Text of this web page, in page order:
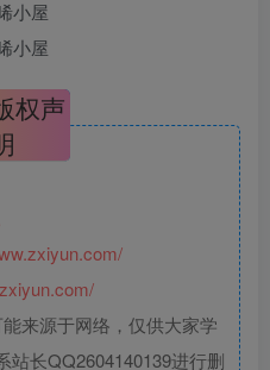
权声
来源于网络，仅供大家学
站长QQ2604140139进行删